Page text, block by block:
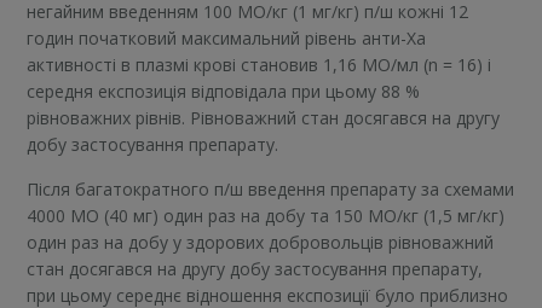
негайним введенням 100 МО/кг (1 мг/кг) п/ш кожні 12
годин початковий максимальний рівень анти-Xa
активності в плазмі крові становив 1,16 МО/мл (n = 16) і
середня експозиція відповідала при цьому 88 %
рівноважних рівнів. Рівноважний стан досягався на другу
добу застосування препарату.
Після багатократного п/ш введення препарату за схемами
4000 МО (40 мг) один раз на добу та 150 МО/кг (1,5 мг/кг)
один раз на добу у здорових добровольців рівноважний
стан досягався на другу добу застосування препарату,
при цьому середнє відношення експозиції було приблизно